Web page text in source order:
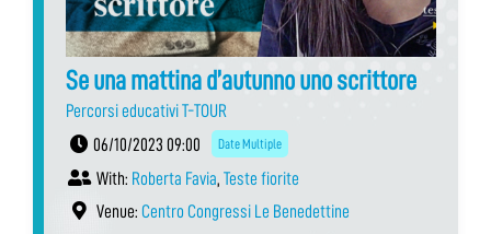
Se una mattina d’autunno uno scrittore
Percorsi educativi T-TOUR
06/10/2023 09:00
Date Multiple
With: Roberta Favia, Teste fiorite
Venue: Centro Congressi Le Benedettine